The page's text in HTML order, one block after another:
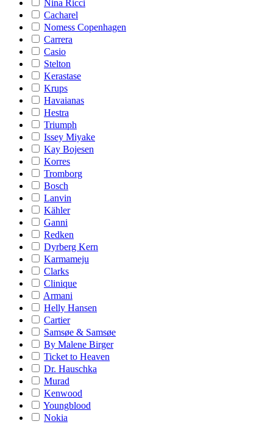
Nina Ricci
Cacharel
Nomess Copenhagen
Carrera
Casio
Stelton
Kerastase
Krups
Havaianas
Hestra
Triumph
Issey Miyake
Kay Bojesen
Korres
Tromborg
Bosch
Lanvin
Kähler
Ganni
Redken
Dyrberg Kern
Karmameju
Clarks
Clinique
Armani
Helly Hansen
Cartier
Samsøe & Samsøe
By Malene Birger
Ticket to Heaven
Dr. Hauschka
Murad
Kenwood
Youngblood
Nokia